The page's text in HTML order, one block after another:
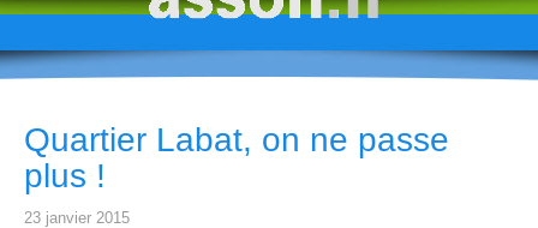
Quartier Labat, on ne passe
plus !
23 janvier 2015